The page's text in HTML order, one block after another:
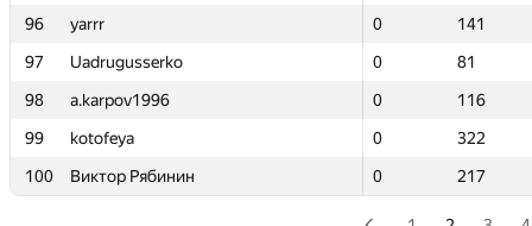
96
yarrr 0
141
97
Uadrugusserko 0
81
98
a.karpov1996 0
116
99
kotofeya 0
322
100
Виктор Рябинин 0 217
96
yarrr 0
141
97
Uadrugusserko 0
81
98
a.karpov1996 0
116
99
kotofeya 0
322
100
Виктор Рябинин 0 217